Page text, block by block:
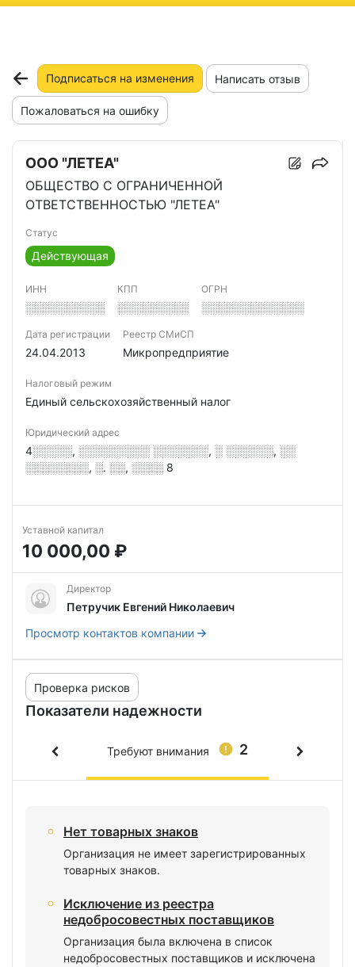
Подписаться на изменения Написать отзыв
Пожаловаться на ошибку
ООО "ЛЕТЕА"
ОБЩЕСТВО С ОГРАНИЧЕННОЙ
ОТВЕТСТВЕННОСТЬЮ "ЛЕТЕА"
Статус
Действующая
ИНН
░░░░░░░░░░
КПП
░░░░░░░░░
ОГРН
░░░░░░░░░░░░░
Дата регистрации
24.04.2013
Реестр СМиСП
Микропредприятие
Налоговый режим
Единый сельскохозяйственный налог
Юридический адрес
4░░░░░, ░░░░░░░░░ ░░░░░░░, ░ ░░░░░░, ░░
░░░░░░░░, ░. ░░, ░░░░ 8
Уставной капитал
10 000,00 ₽
Директор
Петручик Евгений Николаевич
Просмотр контактов компании
Показатели надежности
Проверка рисков
2
Требуют внимания
Нет товарных знаков
Организация не имеет зарегистрированных
товарных знаков.
Исключение из реестра
недобросовестных поставщиков
Организация была включена в список
недобросовестных поставщиков и исключена